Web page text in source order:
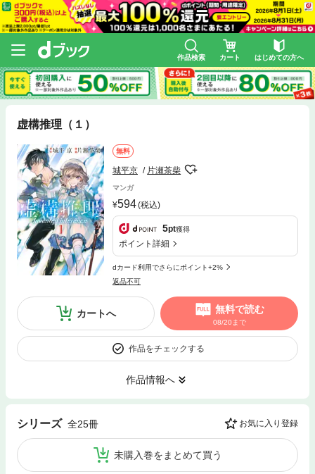
作品検索 カート はじめての方へ
虚構推理（１）
無料
城平京 片瀬茶柴
マンガ
594(税込)
5pt獲得
ポイント詳細
dカード利用でさらにポイント+2%
返品不可
カートへ 無料で読む
08/20まで
作品をチェックする
作品情報へ
シリーズ 全25冊 お気に入り登録
未購入巻をまとめて買う